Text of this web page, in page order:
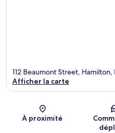
112 Beaumont Street,
Afficher la carte
À proximité